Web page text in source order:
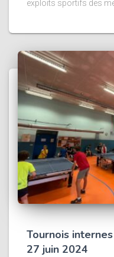
exploits sportifs des
Tournois
27 juin 2024